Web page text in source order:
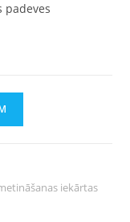
padeves
iekārtas